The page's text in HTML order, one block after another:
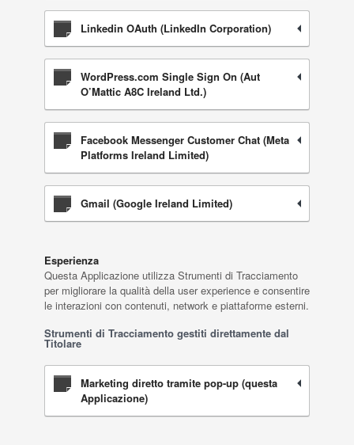
Linkedin OAuth (LinkedIn Corporation)
WordPress.com Single Sign On (Aut
O’Mattic A8C Ireland Ltd.)
Facebook Messenger Customer Chat (Meta
Platforms Ireland Limited)
Gmail (Google Ireland Limited)
Esperienza
Questa Applicazione utilizza Strumenti di Tracciamento
per migliorare la qualità della user experience e consentire
le interazioni con contenuti, network e piattaforme esterni.
Strumenti di Tracciamento gestiti direttamente dal
Titolare
Marketing diretto tramite pop-up (questa
Applicazione)